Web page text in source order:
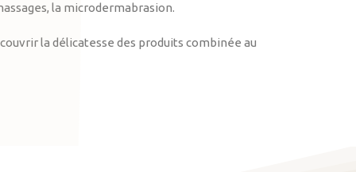
la microdermabrasion.
la délicatesse des produits combinée au